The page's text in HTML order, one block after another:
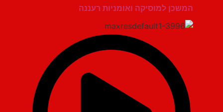
המשכן למוסיקה ואומניות רעננה